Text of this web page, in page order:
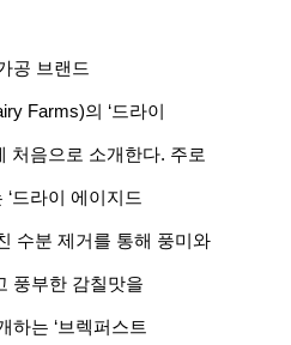
공 브랜드
Farms)의 ‘드라이
처음으로 소개한다. 주로
드라이 에이지드
수분 제거를 통해 풍미와
풍부한 감칠맛을
하는 ‘브렉퍼스트